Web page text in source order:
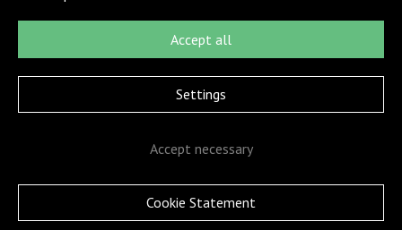
Accept all
Settings
Accept necessary
Cookie Statement